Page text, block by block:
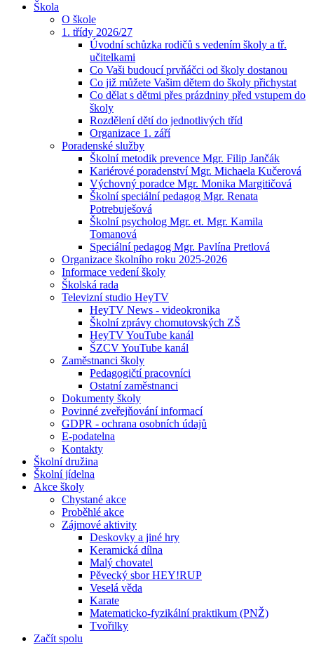
Škola
O škole
1. třídy 2026/27
Úvodní schůzka rodičů s vedením školy a tř.
učitelkami
Co Vaši budoucí prvňáčci od školy dostanou
Co již můžete Vašim dětem do školy přichystat
Co dělat s dětmi přes prázdniny před vstupem do
školy
Rozdělení dětí do jednotlivých tříd
Organizace 1. září
Poradenské služby
Školní metodik prevence Mgr. Filip Jančák
Kariérové poradenství Mgr. Michaela Kučerová
Výchovný poradce Mgr. Monika Margitičová
Školní speciální pedagog Mgr. Renata
Potrebuješová
Školní psycholog Mgr. et. Mgr. Kamila
Tomanová
Speciální pedagog Mgr. Pavlína Pretlová
Organizace školního roku 2025-2026
Informace vedení školy
Školská rada
Televizní studio HeyTV
HeyTV News - videokronika
Školní zprávy chomutovských ZŠ
HeyTV YouTube kanál
ŠZCV YouTube kanál
Zaměstnanci školy
Pedagogičtí pracovníci
Ostatní zaměstnanci
Dokumenty školy
Povinné zveřejňování informací
GDPR - ochrana osobních údajů
E-podatelna
Kontakty
Školní družina
Školní jídelna
Akce školy
Chystané akce
Proběhlé akce
Zájmové aktivity
Deskovky a jiné hry
Keramická dílna
Malý chovatel
Pěvecký sbor HEY!RUP
Veselá věda
Karate
Matematicko-fyzikální praktikum (PNŽ)
Tvořilky
Začít spolu